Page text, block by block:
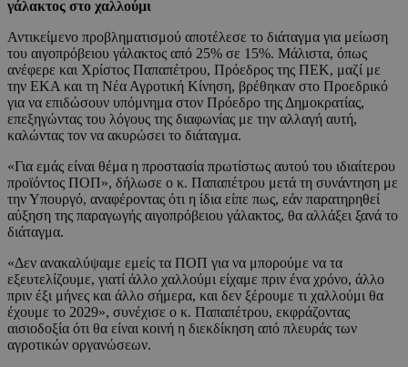
γάλακτος στο χαλλούμι
Αντικείμενο προβληματισμού αποτέλεσε το διάταγμα για μείωση
του αιγοπρόβειου γάλακτος από 25% σε 15%. Μάλιστα, όπως
ανέφερε και Χρίστος Παπαπέτρου, Πρόεδρος της ΠΕΚ, μαζί με
την ΕΚΑ και τη Νέα Αγροτική Κίνηση, βρέθηκαν στο Προεδρικό
για να επιδώσουν υπόμνημα στον Πρόεδρο της Δημοκρατίας,
επεξηγώντας του λόγους της διαφωνίας με την αλλαγή αυτή,
καλώντας τον να ακυρώσει το διάταγμα.
«Για εμάς είναι θέμα η προστασία πρωτίστως αυτού του ιδιαίτερου
προϊόντος ΠΟΠ», δήλωσε ο κ. Παπαπέτρου μετά τη συνάντηση με
την Υπουργό, αναφέροντας ότι η ίδια είπε πως, εάν παρατηρηθεί
αύξηση της παραγωγής αιγοπρόβειου γάλακτος, θα αλλάξει ξανά το
διάταγμα.
«Δεν ανακαλύψαμε εμείς τα ΠΟΠ για να μπορούμε να τα
εξευτελίζουμε, γιατί άλλο χαλλούμι είχαμε πριν ένα χρόνο, άλλο
πριν έξι μήνες και άλλο σήμερα, και δεν ξέρουμε τι χαλλούμι θα
έχουμε το 2029», συνέχισε ο κ. Παπαπέτρου, εκφράζοντας
αισιοδοξία ότι θα είναι κοινή η διεκδίκηση από πλευράς των
αγροτικών οργανώσεων.